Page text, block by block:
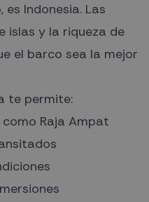
Indonesia. Las
islas y la riqueza de
el barco sea la mejor
te permite:
Raja Ampat